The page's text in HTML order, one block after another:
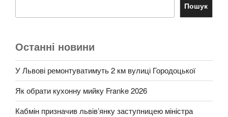
Пошук
Останні новини
У Львові ремонтуватимуть 2 км вулиці Городоцької
Як обрати кухонну мийку Franke 2026
Кабмін призначив львів’янку заступницею міністра